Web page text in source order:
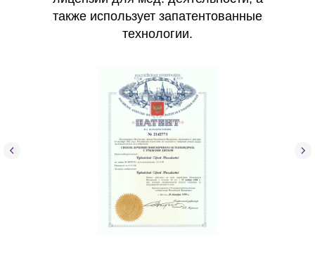
также использует запатентованные
технологии.